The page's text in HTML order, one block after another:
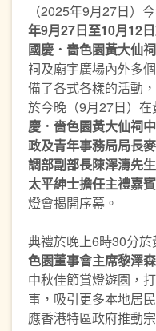
（2025年9月27日）
年9月27日至10月12
國慶．嗇色園黃大仙
祠及廟宇廣場內外多
備了各式各樣的活動
於今晚（9月27日）
慶．嗇色園黃大仙祠
政及青年事務局局長
調部副部長陳澤濤先
太平紳士擔任主禮嘉賓
燈會揭開序幕。
典禮於晚上6時30分於
色園董事會主席黎澤
中秋佳節賞燈遊園，
事，吸引更多本地居
應香港特區政府推動